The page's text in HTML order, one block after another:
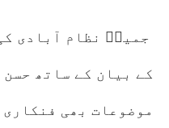
جمیلؔ نظام آبادی
کے بیان کے ساتھ
موضوعات بھی